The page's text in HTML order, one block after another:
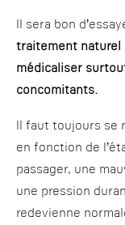
Il sera bon
traitement naturel
médicaliser
concomitants.
Il faut toujours se
en fonction de
passager, une
une pression
redevienne